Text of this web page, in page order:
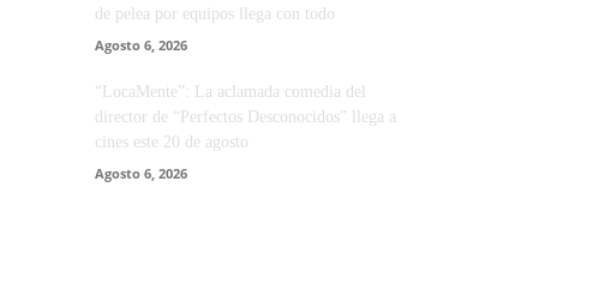
de pelea por equipos llega con todo
Agosto 6, 2026
“LocaMente”: La aclamada comedia del
director de “Perfectos Desconocidos” llega a
cines este 20 de agosto
Agosto 6, 2026